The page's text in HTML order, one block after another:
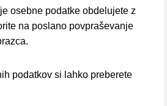
osebne podatke obdelujete z
na poslano povpraševanje
podatkov si lahko preberete